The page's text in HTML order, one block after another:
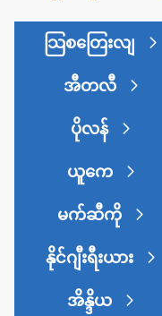
သြစတြေးလျ
အီတလီ
ပိုလန်
ယူကေ
မက်ဆီကို
နိုင်ဂျီးရီးယား
အိန္ဒိယ